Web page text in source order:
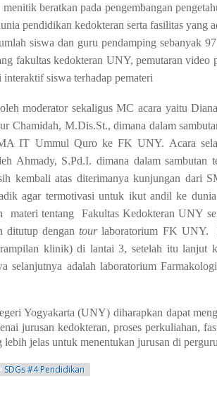
beratkan pada pengembangan
pendidikan kedokteran serta fasilitas yang
siswa dan guru pendamping sebanyak
fakultas kedokteran UNY, pemutaran video
siswa terhadap pemateri
moderator sekaligus MC acara yaitu
M.Dis.St., dimana dalam
IT Ummul Quro ke FK UNY. Acara
S.Pd.I. dimana dalam sambutan
kembali atas diterimanya kunjungan dari
agar termotivasi untuk ikut andil ke dunia
materi tentang Fakultas Kedokteran UNY
ditutup dengantourlaboratorium FK UNY.
klinik) di lantai 3, setelah itu lanjut
selanjutnya adalah laboratorium
Yogyakarta (UNY) diharapkan dapat
jurusan kedokteran, proses perkuliahan,
jelas untuk menentukan jurusan di
SDGs #4 Pendidikan